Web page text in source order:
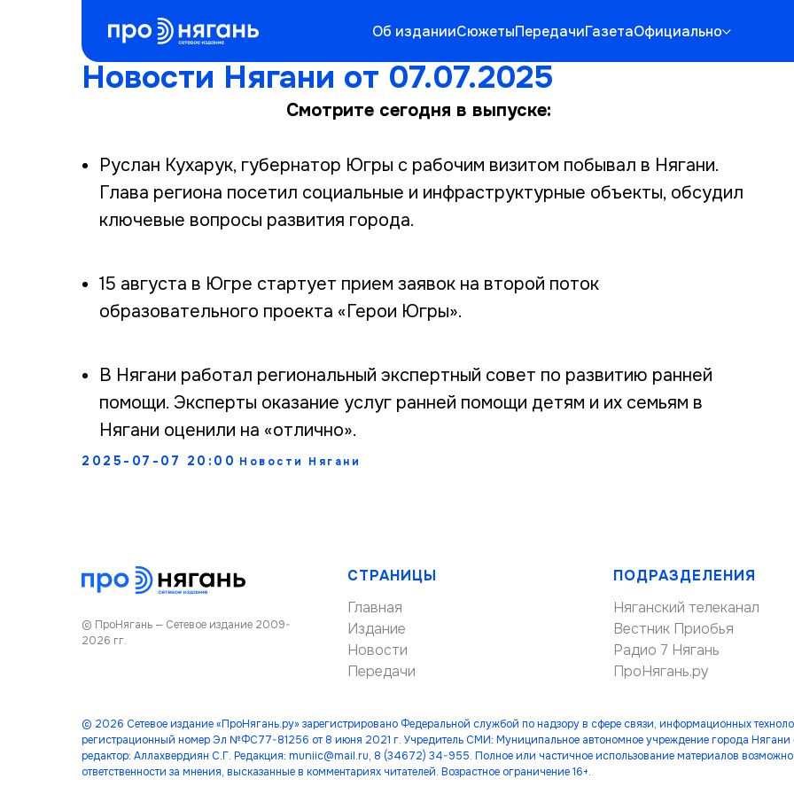
Об изданииСюжетыПередачиГазетаОфициально
Новости Нягани от 07.07.2025
Смотрите сегодня в выпуске:
Руслан Кухарук, губернатор Югры с рабочим визитом побывал в Нягани.
Глава региона посетил социальные и инфраструктурные объекты, обсудил
ключевые вопросы развития города.
15 августа в Югре стартует прием заявок на второй поток
образовательного проекта «Герои Югры».
В Нягани работал региональный экспертный совет по развитию ранней
помощи. Эксперты оказание услуг ранней помощи детям и их семьям в
Нягани оценили на «отлично».
2025-07-07 20:00 Новости Нягани
© ПроНягань — Сетевое издание 2009-
2026 гг.
СТРАНИЦЫ
Главная
Издание
Новости
Передачи
ПОДРАЗДЕЛЕНИЯ
Няганский телеканал
Вестник Приобья
Радио 7 Нягань
ПроНягань.ру
© 2026 Сетевое издание «ПроНягань.ру» зарегистрировано Федеральной службой по надзору в сфере связи, информационных
регистрационный номер Эл №ФС77-81256 от 8 июня 2021 г. Учредитель СМИ: Муниципальное автономное учреждение города Нягани
редактор: Аллахвердиян С.Г. Редакция: muniic@mail.ru, 8 (34672) 34-955. Полное или частичное использование материалов возможно
ответственности за мнения, высказанные в комментариях читателей. Возрастное ограничение 16+.